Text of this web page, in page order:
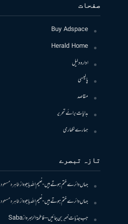
صفحات
Buy Adspace
Herald Home
ادارہ دلیل
پالیسی
مقاصد
ہدایات برائے تحریر
ہمارے لکھاری
تازہ تبصرے
جہاں دائرے ختم ہوتے ہیں- نعیم اللہ باجوہازطاہرہ مسعود
جہاں دائرے ختم ہوتے ہیں- نعیم اللہ باجوہازطاہرہ مسعود
جب جذبات خبر بن جائیں – فاطمۃالزہرہازSaba